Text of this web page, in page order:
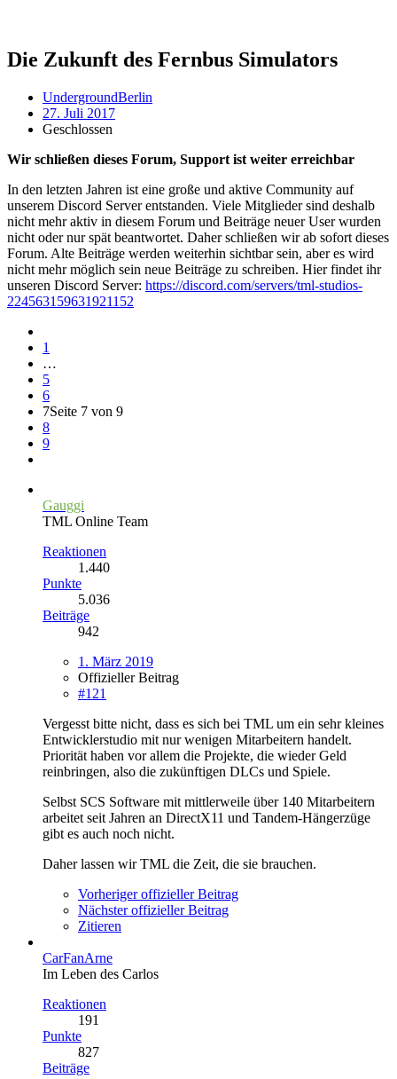
Die Zukunft des Fernbus Simulators
UndergroundBerlin
27. Juli 2017
Geschlossen
Wir schließen dieses Forum, Support ist weiter erreichbar
In den letzten Jahren ist eine große und aktive Community auf
unserem Discord Server entstanden. Viele Mitglieder sind deshalb
nicht mehr aktiv in diesem Forum und Beiträge neuer User wurden
nicht oder nur spät beantwortet. Daher schließen wir ab sofort dieses
Forum. Alte Beiträge werden weiterhin sichtbar sein, aber es wird
nicht mehr möglich sein neue Beiträge zu schreiben. Hier findet ihr
unseren Discord Server: https://discord.com/servers/tml-studios-
224563159631921152
1
…
5
6
7Seite 7 von 9
8
9
Gauggi
TML Online Team
Reaktionen
1.440
Punkte
5.036
Beiträge
942
1. März 2019
Offizieller Beitrag
#121
Vergesst bitte nicht, dass es sich bei TML um ein sehr kleines
Entwicklerstudio mit nur wenigen Mitarbeitern handelt.
Priorität haben vor allem die Projekte, die wieder Geld
reinbringen, also die zukünftigen DLCs und Spiele.
Selbst SCS Software mit mittlerweile über 140 Mitarbeitern
arbeitet seit Jahren an DirectX11 und Tandem-Hängerzüge
gibt es auch noch nicht.
Daher lassen wir TML die Zeit, die sie brauchen.
Vorheriger offizieller Beitrag
Nächster offizieller Beitrag
Zitieren
CarFanArne
Im Leben des Carlos
Reaktionen
191
Punkte
827
Beiträge